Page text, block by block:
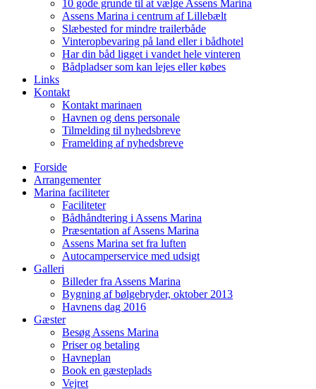
10 gode grunde til at vælge Assens Marina
Assens Marina i centrum af Lillebælt
Slæbested for mindre trailerbåde
Vinteropbevaring på land eller i bådhotel
Har din båd ligget i vandet hele vinteren
Bådpladser som kan lejes eller købes
Links
Kontakt
Kontakt marinaen
Havnen og dens personale
Tilmelding til nyhedsbreve
Framelding af nyhedsbreve
Forside
Arrangementer
Marina faciliteter
Faciliteter
Bådhåndtering i Assens Marina
Præsentation af Assens Marina
Assens Marina set fra luften
Autocamperservice med udsigt
Galleri
Billeder fra Assens Marina
Bygning af bølgebryder, oktober 2013
Havnens dag 2016
Gæster
Besøg Assens Marina
Priser og betaling
Havneplan
Book en gæsteplads
Vejret